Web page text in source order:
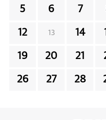
5 6 7
12 13 14
19 20 21
26 27 28